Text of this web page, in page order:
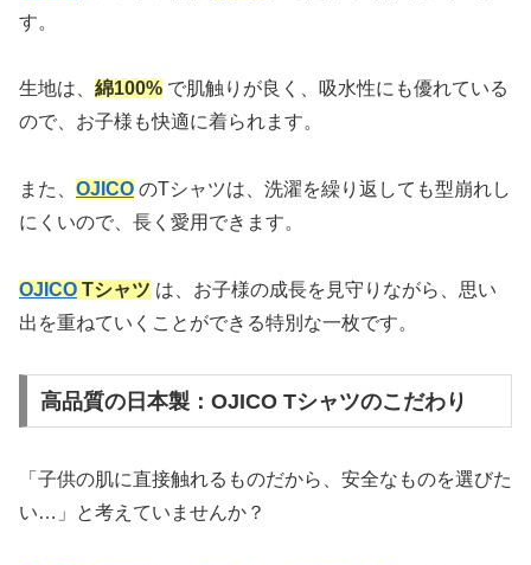
す。
生地は、 綿100% で肌触りが良く、吸水性にも優れている
ので、お子様も快適に着られます。
また、 OJICO のTシャツは、洗濯を繰り返しても型崩れし
にくいので、長く愛用できます。
OJICO Tシャツ は、お子様の成長を見守りながら、思い
出を重ねていくことができる特別な一枚です。
高品質の日本製：OJICO Tシャツのこだわり
「子供の肌に直接触れるものだから、安全なものを選びた
い…」と考えていませんか？